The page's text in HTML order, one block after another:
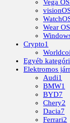
Vega OS
Wear OS
Crypto1
Egyéb
Elektromos
Audi1
BMW1
BYD7
Chery2
Dacia7
Ferrari2